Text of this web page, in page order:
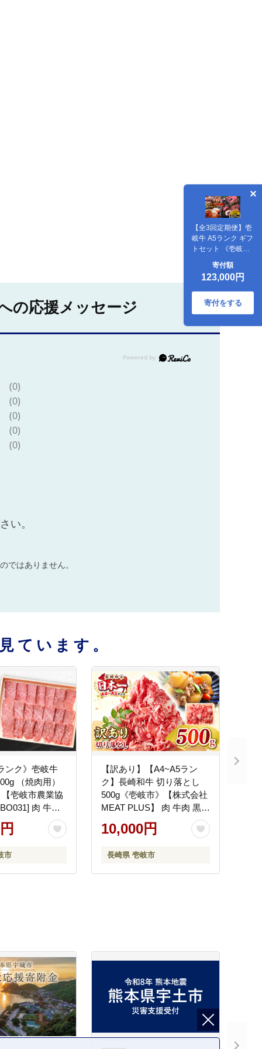
【全3回定期便】壱
岐牛 A5ランク ギフ
トセット 《壱岐
MEAT】 [JER043]
ステーキ 厚切り 赤
身 希少部位 お肉 黒
毛和牛 セット 贅沢
100000 100000円
寄付額
123,000円
寄付をする
の応援メッセージ
(0)
(0)
(0)
(0)
(0)
い。
ではありません。
ています。
ンク》壱岐牛
（焼肉用）
【壱岐市農業協
肉 牛肉
肉 赤身 BBQ
プレゼント
市
【訳あり】【A4~A5ラン
ク】長崎和牛 切り落とし
500g《壱岐市》【株式会社
MEAT PLUS】 肉 牛肉 黒毛
和牛 焼き肉 ご褒美 冷凍配
送 訳あり A5 黒毛和牛 ギフ
1万円
10,000円
長崎県 壱岐市